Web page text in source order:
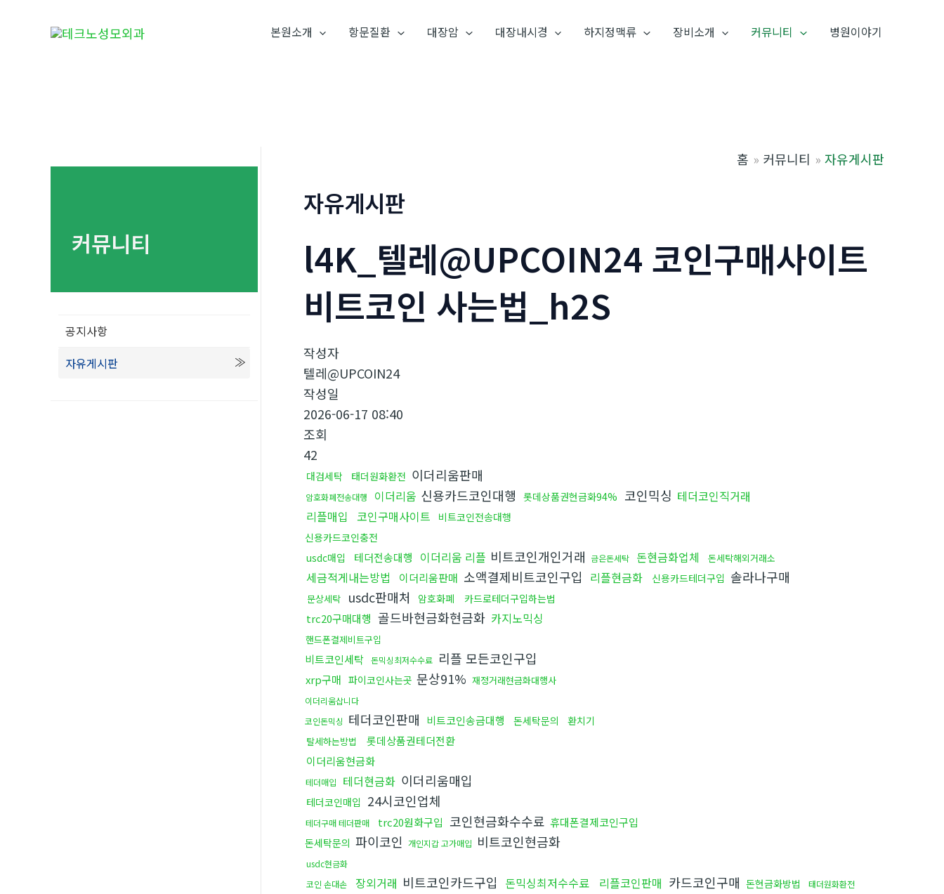
본원소개 항문질환 대장암 대장내시경 하지정맥류 장비소개 커뮤니티 병원이야기
커뮤니티
공지사항
자유게시판
홈 커뮤니티 자유게시판
자유게시판
l4K_텔레@UPCOIN24 코인구매사이트
비트코인 사는법_h2S
작성자
텔레@UPCOIN24
작성일
2026-06-17 08:40
조회
42
대검세탁 태더원화환전 이더리움판매
암호화폐전송대행 이더리움 신용카드코인대행 롯데상품권현금화94% 코인믹싱 테더코인직거래
리플매입 코인구매사이트
비트코인전송대행
신용카드코인충전
usdc매입
테더전송대행 이더리움 리플 비트코인개인거래 금은돈세탁 돈현금화업체 돈세탁해외거래소
세금적게내는방법 이더리움판매 소액결제비트코인구입 리플현금화 신용카드테더구입 솔라나구매
문상세탁 usdc판매처 암호화폐 카드로테더구입하는법
trc20구매대행 골드바현금화현금화 카지노믹싱
핸드폰결제비트구입
비트코인세탁 돈믹싱최저수수료 리플 모든코인구입
xrp구매 파이코인사는곳 문상91% 재정거래현금화대행사
이더리움삽니다
코인돈믹싱 테더코인판매 비트코인송금대행 돈세탁문의 환치기
탈세하는방법
롯데상품권테더전환
이더리움현금화
테더매입 테더현금화 이더리움매입
테더코인매입 24시코인업체
테더구매 테더판매 trc20원화구입 코인현금화수수료 휴대폰결제코인구입
돈세탁문의 파이코인 개인지갑 고가매입 비트코인현금화
usdc현금화
코인 손대손
장외거래 비트코인카드구입 돈믹싱최저수수료 리플코인판매 카드코인구매 돈현금화방법
태더원화환전